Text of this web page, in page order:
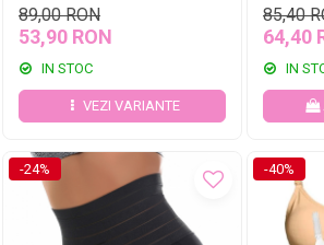
89,00 RON
53,90 RON
IN STOC
VEZI VARIANTE
85,40
64,40
IN
-24% -40%